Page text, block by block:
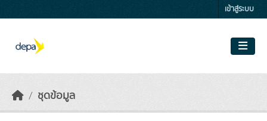
เข้าสู่ระบบ
ชุดข้อมูล